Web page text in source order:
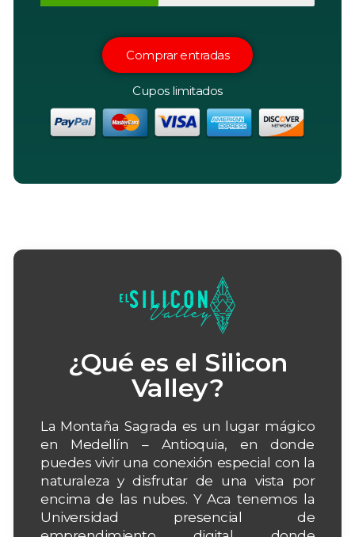
Comprar entradas
Cupos limitados
¿Qué es el Silicon
Valley?
La Montaña Sagrada es un lugar mágico
en Medellín – Antioquia, en donde
puedes vivir una conexión especial con la
naturaleza y disfrutar de una vista por
encima de las nubes. Y Aca tenemos la
Universidad presencial de